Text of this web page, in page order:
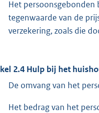
Het persoonsgebonden
tegenwaarde van de
verzekering, zoals die
2.4 Hulp bij het
De omvang van het
Het bedrag van het